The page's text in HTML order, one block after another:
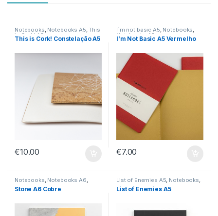
Notebooks, Notebooks A5, This
is Cork! A5
This is Cork! Constelação A5
€10.00
I´m not basic A5, Notebooks,
Notebooks A5
I’m Not Basic A5 Vermelho
€7.00
Notebooks, Notebooks A6,
Stone A6
Stone A6 Cobre
List of Enemies A5, Notebooks,
Notebooks A5
List of Enemies A5